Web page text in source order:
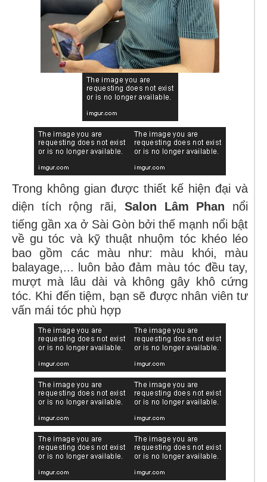
Trong không gian được thiết kế hiện đại và
diện tích rộng rãi, Salon Lâm Phan nổi
tiếng gần xa ở Sài Gòn bởi thế mạnh nổi bật
về gu tóc và kỹ thuật nhuộm tóc khéo léo
bao gồm các màu như: màu khói, màu
balayage,... luôn bảo đảm màu tóc đều tay,
mượt mà lâu dài và không gây khô cứng
tóc. Khi đến tiệm, bạn sẽ được nhân viên tư
vấn mái tóc phù hợp